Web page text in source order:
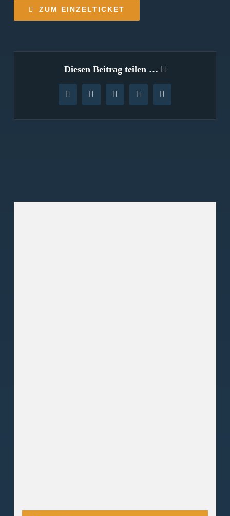
ZUM EINZELTICKET
Diesen Beitrag teilen …
Facebook
X WhatsAppPinterestE-
Mail